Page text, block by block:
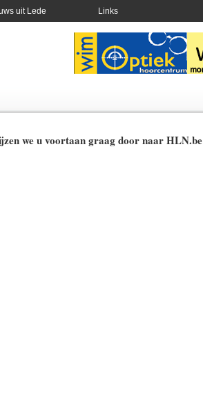
uit Lede Links
we u voortaan graag door naar HLN.be